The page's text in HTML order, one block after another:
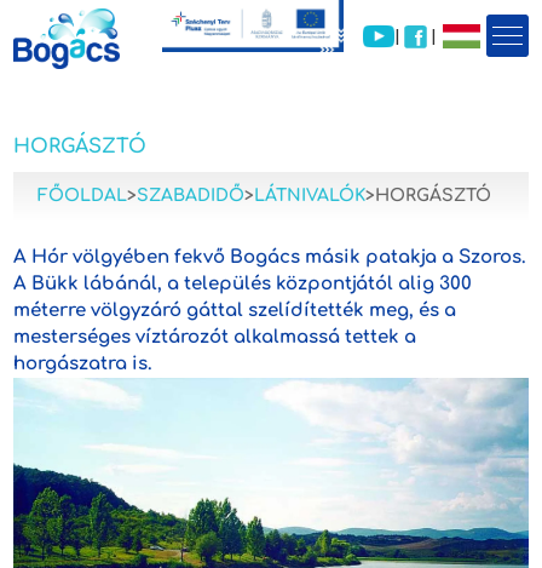
| |
HORGÁSZTÓ
FŐOLDAL>SZABADIDŐ>LÁTNIVALÓK> HORGÁSZTÓ
A Hór völgyében fekvő Bogács másik patakja a Szoros.
A Bükk lábánál, a település központjától alig 300
méterre völgyzáró gáttal szelídítették meg, és a
mesterséges víztározót alkalmassá tettek a
horgászatra is.